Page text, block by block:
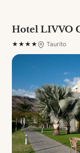
Hotel LIVVO
★★★★ Taurito